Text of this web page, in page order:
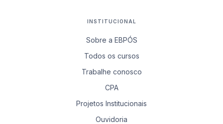
INSTITUCIONAL
Sobre a EBPÓS
Todos os cursos
Trabalhe conosco
CPA
Projetos Institucionais
Ouvidoria